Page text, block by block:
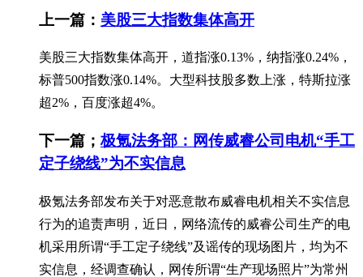
上一篇： ​美股三大指数集体高开
美股三大指数集体高开，道指涨0.13%，纳指涨0.24%，
标普500指数涨0.14%。大型科技股多数上涨，特斯拉涨
超2%，百度涨超4%。
下一篇；极氪法务部：网传威睿公司电机“手工
定子绕线”为不实信息
极氪法务部发布关于对恶意散布威睿电机相关不实信息
行为的追责声明，近日，网络流传的威睿公司生产的电
机采用所谓“手工定子绕线”及谣传的现场图片，均为不
实信息，经调查确认，网传所谓“生产现场照片”为常州